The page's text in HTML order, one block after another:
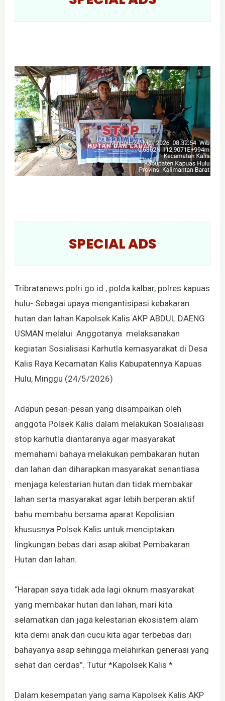
SPECIAL ADS
Tribratanews.polri.go.id , polda kalbar, polres kapuas
hulu- Sebagai upaya mengantisipasi kebakaran
hutan dan lahan Kapolsek Kalis AKP ABDUL DAENG
USMAN melalui Anggotanya melaksanakan
kegiatan Sosialisasi Karhutla kemasyarakat di Desa
Kalis Raya Kecamatan Kalis Kabupatennya Kapuas
Hulu, Minggu (24/5/2026)
Adapun pesan-pesan yang disampaikan oleh
anggota Polsek Kalis dalam melakukan Sosialisasi
stop karhutla diantaranya agar masyarakat
memahami bahaya melakukan pembakaran hutan
dan lahan dan diharapkan masyarakat senantiasa
menjaga kelestarian hutan dan tidak membakar
lahan serta masyarakat agar lebih berperan aktif
bahu membahu bersama aparat Kepolisian
khususnya Polsek Kalis untuk menciptakan
lingkungan bebas dari asap akibat Pembakaran
Hutan dan lahan.
“Harapan saya tidak ada lagi oknum masyarakat
yang membakar hutan dan lahan, mari kita
selamatkan dan jaga kelestarian ekosistem alam
kita demi anak dan cucu kita agar terbebas dari
bahayanya asap sehingga melahirkan generasi yang
sehat dan cerdas”. Tutur *Kapolsek Kalis *
Dalam kesempatan yang sama Kapolsek Kalis AKP